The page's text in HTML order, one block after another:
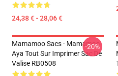
24,38 € - 28,06 €
Mamamoo Sacs - Mamamoo
Aya Tout Sur Imprimer Sac De
Valise RB0508
-20%